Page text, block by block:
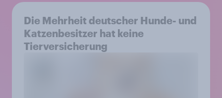
Die Mehrheit deutscher Hunde- und
Katzenbesitzer hat keine
Tierversicherung